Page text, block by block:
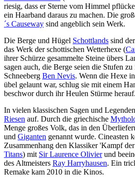
riesig, dass er Sterne vom Himmel
ein Haarband daraus zu machen. Die
´s Causeway sind angeblich sein Werk.
Die Berge und Hügel Schottlands sind
das Werk der schottischen Wetterhexe (
ihrer Schürze gesammelte Steine übers
sagen auch, die Berge seien die Stufen
Schneeberg Ben Nevis. Wenn die Hexe
übel gelaunt war, schlug sie mit einem
beschwor durch ihr Heulen Stürme herauf.
In vielen klassischen Sagen und
Riesen auf. Durch die griechische
Menge großes Volk, das in den
und Giganten genannt wurde. Cineasten
Zusammenhang den Klassiker 'Kampf
Titans) mit Sir Laurence Olivierund
des Altmeisters Ray Harryhausen. Ein
Remake kam 2010 in die Kinos.